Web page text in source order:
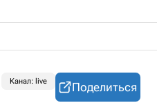
Канал: live Поделиться